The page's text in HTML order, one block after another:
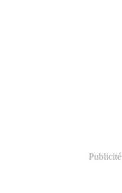
Publicité